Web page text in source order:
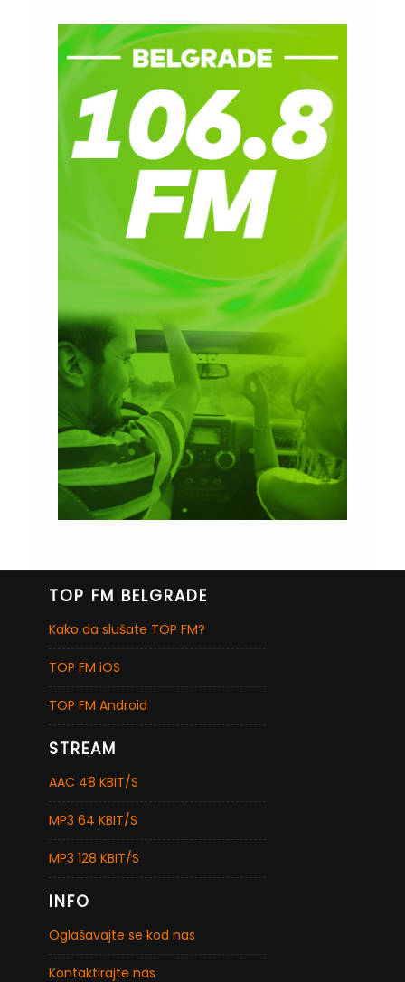
TOP FM BELGRADE
Kako da slušate TOP FM?
TOP FM iOS
TOP FM Android
STREAM
AAC 48 KBIT/S
MP3 64 KBIT/S
MP3 128 KBIT/S
INFO
Oglašavajte se kod nas
Kontaktirajte nas